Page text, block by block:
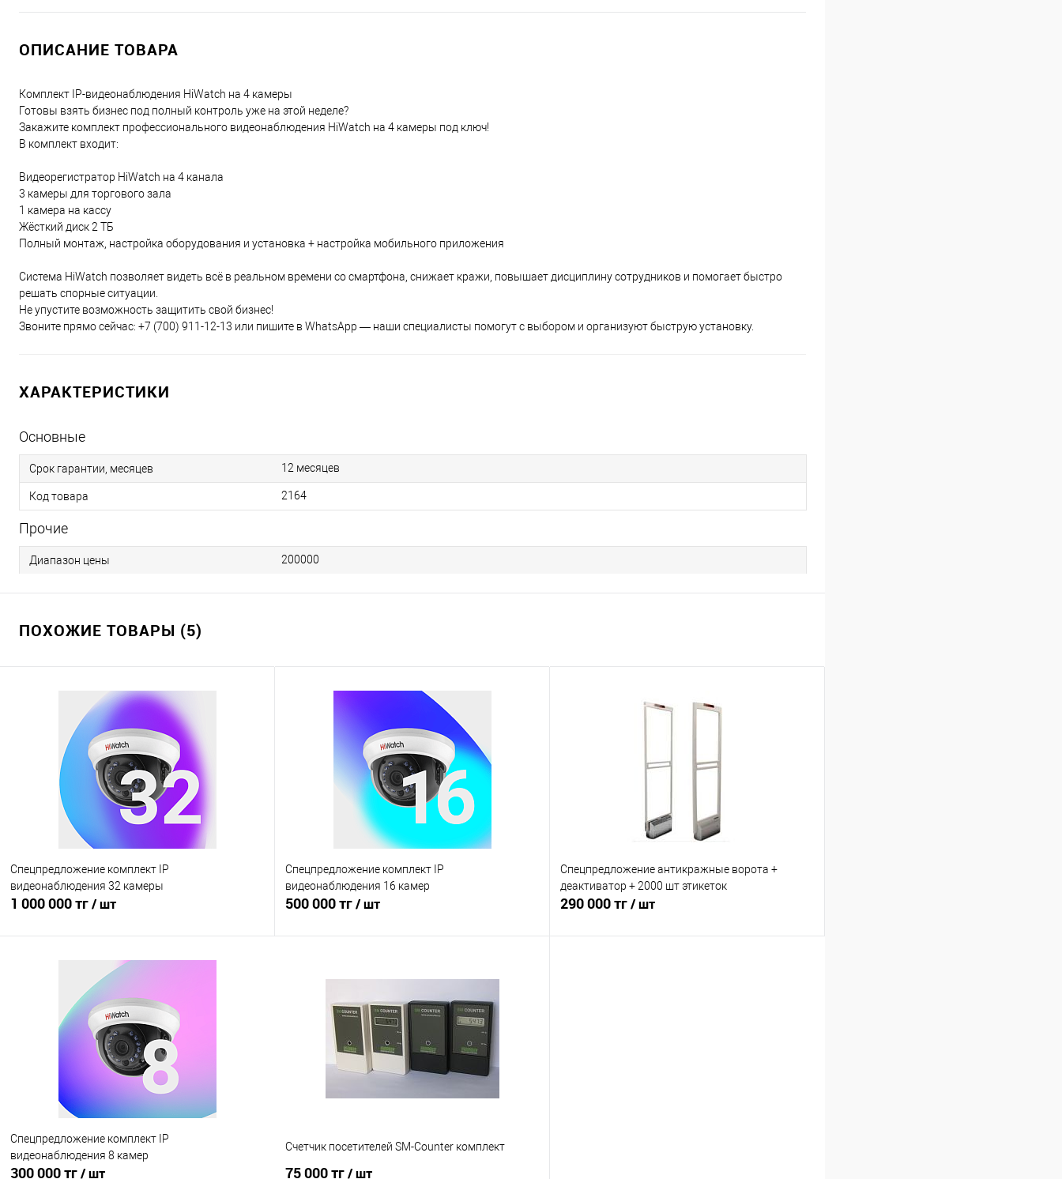
ОПИСАНИЕ ТОВАРА
Комплект IP-видеонаблюдения HiWatch на 4 камеры
Готовы взять бизнес под полный контроль уже на этой неделе?
Закажите комплект профессионального видеонаблюдения HiWatch на 4 камеры под ключ!
В комплект входит:
Видеорегистратор HiWatch на 4 канала
3 камеры для торгового зала
1 камера на кассу
Жёсткий диск 2 ТБ
Полный монтаж, настройка оборудования и установка + настройка мобильного приложения
Система HiWatch позволяет видеть всё в реальном времени со смартфона, снижает кражи, повышает дисциплину сотрудников и помогает быстро
решать спорные ситуации.
Не упустите возможность защитить свой бизнес!
Звоните прямо сейчас: +7 (700) 911-12-13 или пишите в WhatsApp — наши специалисты помогут с выбором и организуют быструю установку.
ХАРАКТЕРИСТИКИ
Основные
Срок гарантии, месяцев 12 месяцев
Код товара 2164
Прочие
Диапазон цены 200000
ПОХОЖИЕ ТОВАРЫ (5)
Спецпредложение комплект IP
видеонаблюдения 32 камеры
1 000 000 тг/ шт
Купить в 1 клик
Сравнение
В избранное
Под заказ, уточняйте
цену!
Спецпредложение комплект IP
видеонаблюдения 16 камер
500 000 тг/ шт
В корзину
Купить в 1 клик
Сравнение
В избранное
Под заказ, уточняйте
Спецпредложение антикражные ворота +
деактиватор + 2000 шт этикеток
290 000 тг/ шт
Спецпредложение комплект IP
видеонаблюдения 8 камер
300 000 тг/ шт
Счетчик посетителей SM-Counter комплект
75 000 тг/ шт